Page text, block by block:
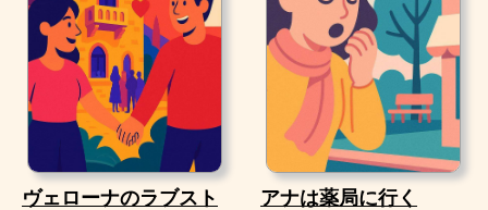
ヴェローナのラブスト
アナは薬局に行く